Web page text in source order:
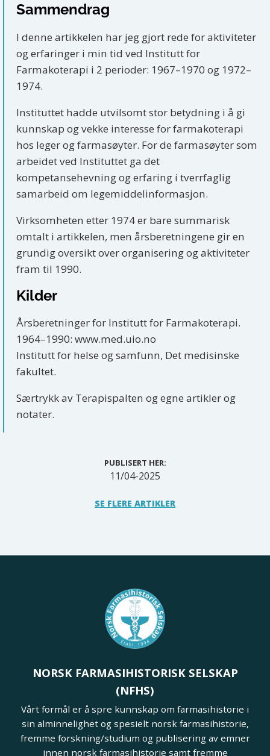
PUBLISERT HER:
11/04-2025
SE FLERE ARTIKLER
Sammendrag
I denne artikkelen har jeg gjort rede for aktiviteter
og erfaringer i min tid ved Institutt for
Farmakoterapi i 2 perioder: 1967–1970 og 1972–
1974.
Instituttet hadde utvilsomt stor betydning i å gi
kunnskap og vekke interesse for farmakoterapi
hos leger og farmasøyter. For de farmasøyter som
arbeidet ved Instituttet ga det
kompetansehevning og erfaring i tverrfaglig
samarbeid om legemiddelinformasjon.
Virksomheten etter 1974 er bare summarisk
omtalt i artikkelen, men årsberetningene gir en
grundig oversikt over organisering og aktiviteter
fram til 1990.
Kilder
Årsberetninger for Institutt for Farmakoterapi.
1964–1990: www.med.uio.no
Institutt for helse og samfunn, Det medisinske
fakultet.
Særtrykk av Terapispalten og egne artikler og
notater.
NORSK FARMASIHISTORISK SELSKAP
(NFHS)
Vårt formål er å spre kunnskap om farmasihistorie i
sin alminnelighet og spesielt norsk farmasihistorie,
fremme forskning/studium og publisering av emner
innen norsk farmasihistorie samt fremme